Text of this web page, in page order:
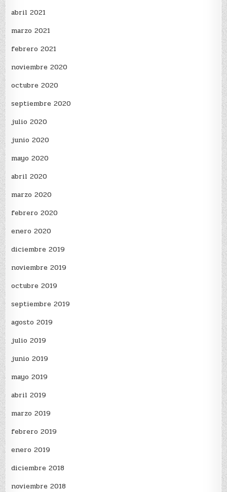
abril 2021
marzo 2021
febrero 2021
noviembre 2020
octubre 2020
septiembre 2020
julio 2020
junio 2020
mayo 2020
abril 2020
marzo 2020
febrero 2020
enero 2020
diciembre 2019
noviembre 2019
octubre 2019
septiembre 2019
agosto 2019
julio 2019
junio 2019
mayo 2019
abril 2019
marzo 2019
febrero 2019
enero 2019
diciembre 2018
noviembre 2018